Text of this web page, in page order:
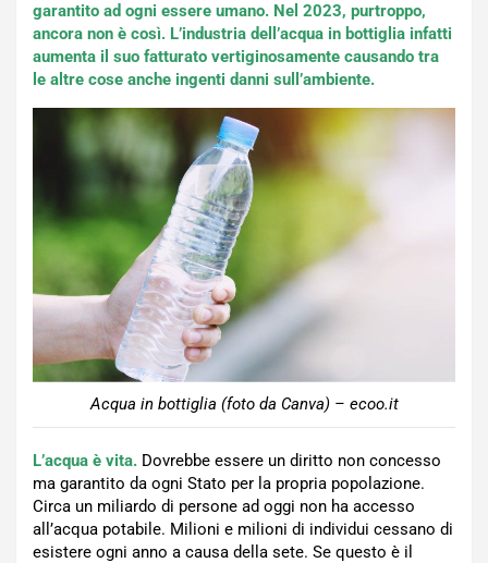
garantito ad ogni essere umano. Nel 2023, purtroppo,
ancora non è così. L’industria dell’acqua in bottiglia infatti
aumenta il suo fatturato vertiginosamente causando tra
le altre cose anche ingenti danni sull’ambiente.
Acqua in bottiglia (foto da Canva) – ecoo.it
L’acqua è vita. Dovrebbe essere un diritto non concesso
ma garantito da ogni Stato per la propria popolazione.
Circa un miliardo di persone ad oggi non ha accesso
all’acqua potabile. Milioni e milioni di individui cessano di
esistere ogni anno a causa della sete. Se questo è il